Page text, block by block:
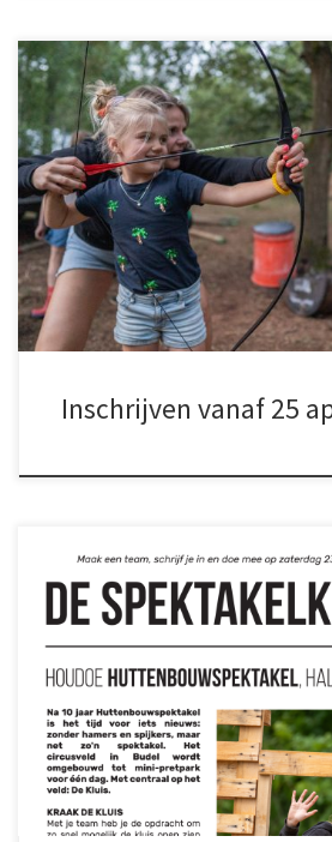
Heb jij je groepje al bij elkaar? Een leuke
Zorg dan dat je zaterdag 25 april om
laptop klaar hebt staan om je in te
beperkt, dus wees er snel bij.
Inschrijven vanaf 25
Lees ‘m hieronder voor het laatste nieuws: